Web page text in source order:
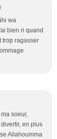
wa
bien ri quand
trop ragasser
soeur,
en plus
Allahoumma